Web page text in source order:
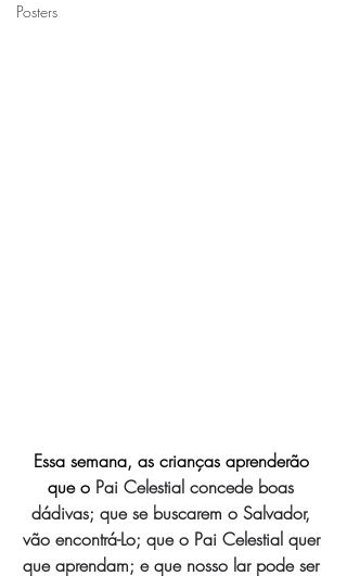
Posters
Essa semana, as crianças aprenderão
que o Pai Celestial concede boas
dádivas; que se buscarem o Salvador,
vão encontrá-Lo; que o Pai Celestial quer
que aprendam; e que nosso lar pode ser